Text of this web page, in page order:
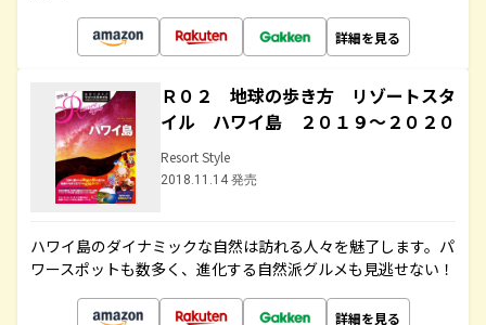
詳細を見る
Ｒ０２ 地球の歩き方 リゾートスタ
イル ハワイ島 ２０１９～２０２０
Resort Style
2018.11.14 発売
ハワイ島のダイナミックな自然は訪れる人々を魅了します。パ
ワースポットも数多く、進化する自然派グルメも見逃せない！
詳細を見る